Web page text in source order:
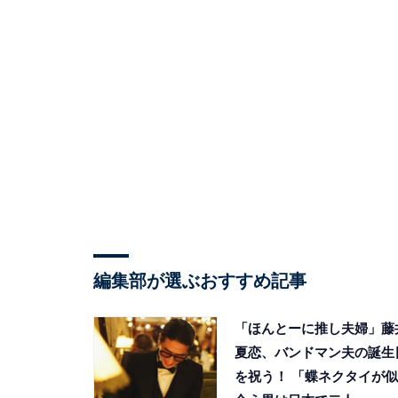
編集部が選ぶおすすめ記事
「ほんとーに推し夫婦」藤
夏恋、バンドマン夫の誕生
を祝う！ 「蝶ネクタイが似